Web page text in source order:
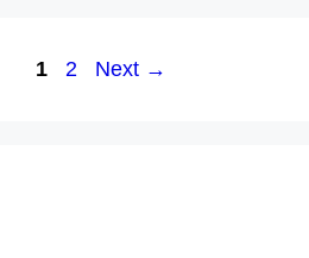
Page
1 Page
2 Next →